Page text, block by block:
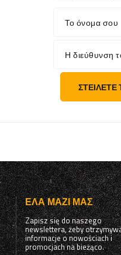
Το όνομα σου
ΣΤΕΊΛΕΤΕ
ΈΛΑ ΜΑΖΊ ΜΑΣ
Zapisz się do naszego
newslettera, żeby
informacje o nowościach i
promocjach na bieżąco.